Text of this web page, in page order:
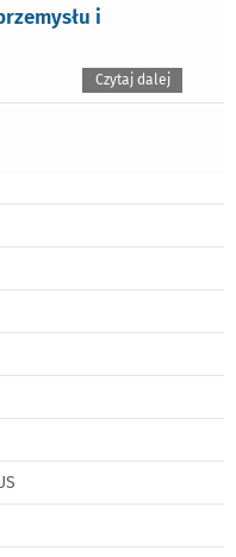
i
Czytaj dalej